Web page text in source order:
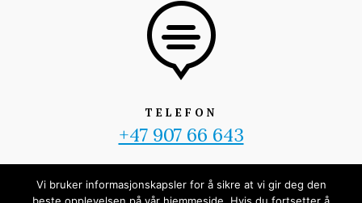

TELEFON
+47 907 66 643
Vi bruker informasjonskapsler for å sikre at vi gir deg den